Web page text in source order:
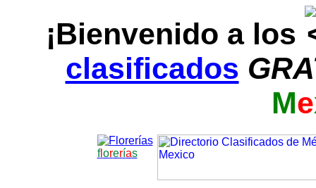
¡Bienvenido a los
clasificados
Me
florerías